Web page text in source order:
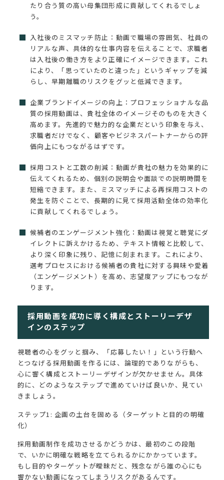
たり合う質の高い母集団形成に貢献してくれるでしょ
う。
入社後のミスマッチ防止：動画で職場の雰囲気、社員の
リアルな声、具体的な仕事内容を伝えることで、求職者
は入社後の働き方をより正確にイメージできます。これ
により、「思っていたのと違った」というギャップを減
らし、早期離職のリスクをグッと低減できます。
企業ブランドイメージの向上：プロフェッショナルな品
質の採用動画は、貴社全体のイメージそのものを大きく
高めます。先進的で魅力的な企業だという印象を与え、
求職者だけでなく、顧客やビジネスパートナーからの評
価向上にもつながるはずです。
採用コストと工数の削減：動画が貴社の魅力を効果的に
伝えてくれるため、個別の説明会や面談での説明時間を
短縮できます。また、ミスマッチによる再採用コストの
発生を防ぐことで、長期的に見て採用活動全体の効率化
に貢献してくれるでしょう。
候補者のエンゲージメント強化：動画は視覚と聴覚にダ
イレクトに訴えかけるため、テキスト情報と比較して、
より深く印象に残り、記憶に刻まれます。これにより、
選考プロセスにおける候補者の貴社に対する興味や愛着
（エンゲージメント）を高め、志望度アップにもつなが
ります。
採用動画を成功に導く構成とストーリーデザ
インのステップ
視聴者の心をグッと掴み、「応募したい！」という行動へ
とつなげる採用動画を作るには、論理的でありながらも、
心に響く構成とストーリーデザインが欠かせません。具体
的に、どのようなステップで進めていけば良いか、見てい
きましょう。
ステップ1: 企画の土台を固める（ターゲットと目的の明確
化）
採用動画制作を成功させるかどうかは、最初のこの段階
で、いかに明確な戦略を立てられるかにかかっています。
もし目的やターゲットが曖昧だと、残念ながら誰の心にも
響かない動画になってしまうリスクがあるんです。